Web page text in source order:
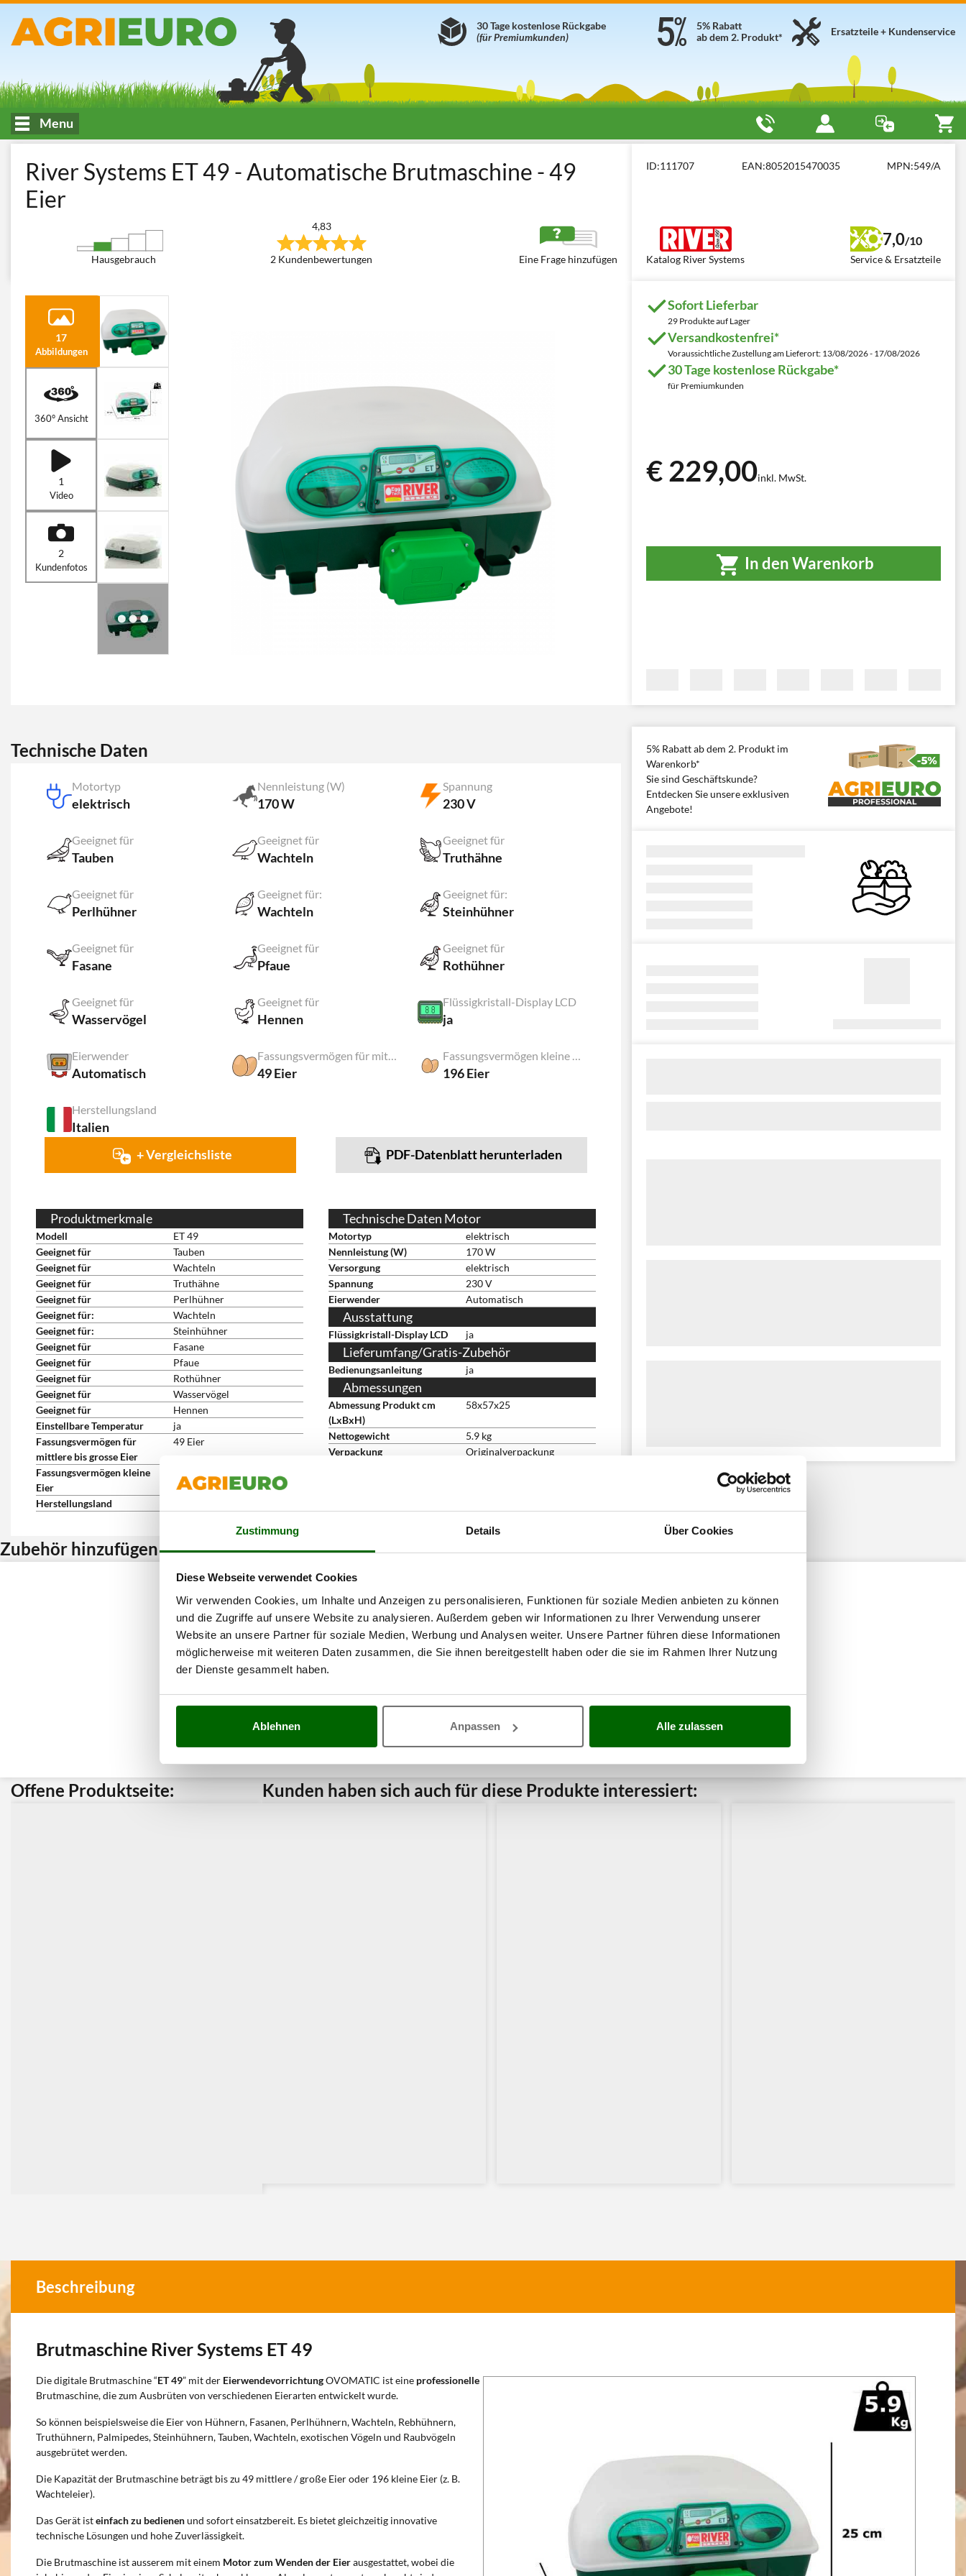
Zustimmung Details Über Cookies
Diese Webseite verwendet Cookies
Wir verwenden Cookies, um Inhalte und Anzeigen zu personalisieren, Funktionen für soziale Medien anbieten zu können
und die Zugriffe auf unsere Website zu analysieren. Außerdem geben wir Informationen zu Ihrer Verwendung unserer
Website an unsere Partner für soziale Medien, Werbung und Analysen weiter. Unsere Partner führen diese Informationen
möglicherweise mit weiteren Daten zusammen, die Sie ihnen bereitgestellt haben oder die sie im Rahmen Ihrer Nutzung
der Dienste gesammelt haben.
Ablehnen Anpassen Alle zulassen
Ersatzteile + Kundenservice
5% Rabatt
ab dem 2. Produkt*
30 Tage kostenlose Rückgabe
(für Premiumkunden)
Menu
River Systems ET 49 - Automatische Brutmaschine - 49
Eier
Hausgebrauch
4,83
2 Kundenbewertungen Eine Frage hinzufügen
ID:111707 EAN:8052015470035 MPN:549/A
Katalog River Systems
7,0/10
Service & Ersatzteile
17
Abbildungen
360° Ansicht
1
Video
2
Kundenfotos
Sofort Lieferbar
29 Produkte auf Lager
Versandkostenfrei*
Voraussichtliche Zustellung am Lieferort: 13/08/2026 - 17/08/2026
30 Tage kostenlose Rückgabe*
für Premiumkunden
€ 229,00inkl. MwSt.
In den Warenkorb
Technische Daten
Motortyp
elektrisch
Nennleistung (W)
170 W
Spannung
230 V
Geeignet für
Tauben
Geeignet für
Wachteln
Geeignet für
Truthähne
Geeignet für
Perlhühner
Geeignet für:
Wachteln
Geeignet für:
Steinhühner
Geeignet für
Fasane
Geeignet für
Pfaue
Geeignet für
Rothühner
Geeignet für
Wasservögel
Geeignet für
Hennen
Flüssigkristall-Display LCD
ja
Eierwender
Automatisch
Fassungsvermögen für mittlere bis grosse Eier
49 Eier
Fassungsvermögen kleine Eier
196 Eier
Herstellungsland
Italien
+ Vergleichsliste PDF-Datenblatt herunterladen
Produktmerkmale
Modell
ET 49
Geeignet für
Tauben
Geeignet für
Wachteln
Geeignet für
Truthähne
Geeignet für
Perlhühner
Geeignet für:
Wachteln
Geeignet für:
Steinhühner
Geeignet für
Fasane
Geeignet für
Pfaue
Geeignet für
Rothühner
Geeignet für
Wasservögel
Geeignet für
Hennen
Einstellbare Temperatur
ja
Fassungsvermögen für
mittlere bis grosse Eier
49 Eier
Fassungsvermögen kleine
Eier
Herstellungsland
Technische Daten Motor
Motortyp
elektrisch
Nennleistung (W)
170 W
Versorgung
elektrisch
Spannung
230 V
Eierwender
Automatisch
Ausstattung
Flüssigkristall-Display LCD ja
Lieferumfang/Gratis-Zubehör
Bedienungsanleitung ja
Abmessungen
Abmessung Produkt cm
(LxBxH)
58x57x25
Nettogewicht
5.9 kg
Verpackung
Originalverpackung
Verpackung
5% Rabatt ab dem 2. Produkt im
Warenkorb*
Sie sind Geschäftskunde?
Entdecken Sie unsere exklusiven
Angebote!
Zubehör hinzufügen und Rabatt erhalten
Offene Produktseite: Kunden haben sich auch für diese Produkte interessiert:
Beschreibung
Brutmaschine River Systems ET 49
Die digitale Brutmaschine “ET 49” mit der EierwendevorrichtungOVOMATIC ist eine professionelle
Brutmaschine, die zum Ausbrüten von verschiedenen Eierarten entwickelt wurde.
So können beispielsweise die Eier von Hühnern, Fasanen, Perlhühnern, Wachteln, Rebhühnern,
Truthühnern, Palmipedes, Steinhühnern, Tauben, Wachteln, exotischen Vögeln und Raubvögeln
ausgebrütet werden.
Die Kapazität der Brutmaschine beträgt bis zu 49 mittlere / große Eier oder 196 kleine Eier (z. B.
Wachteleier).
Das Gerät isteinfach zu bedienenund sofort einsatzbereit. Es bietet gleichzeitig innovative
technische Lösungen und hohe Zuverlässigkeit.
Die Brutmaschine ist ausserem mit einem Motor zum Wenden der Eierausgestattet, wobei die